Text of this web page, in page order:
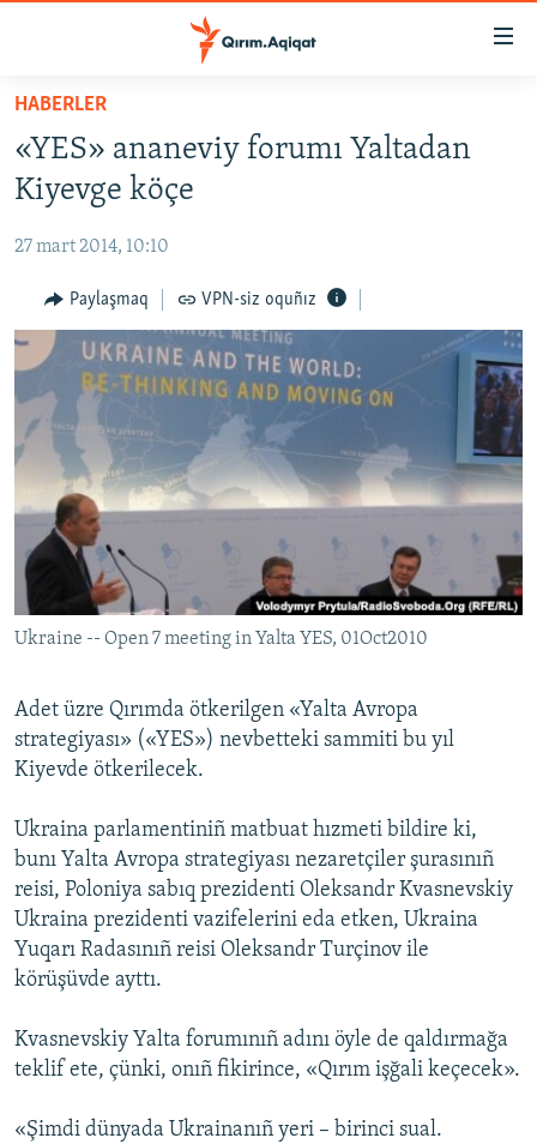
Esas
qaytmaq
Baş
navigatsiyağa
qaytmaq
qaytmaq
İQTİSADİYAT
CEMİYET
MEDENİYET
İNSAN AQLARI
VİDEO
SÜRET
BLOGLAR
FİKİR
Русский
Українською
HABERLER
«YES» ananeviy forumı Yaltadan
Kiyevge köçe
27 mart 2014, 10:10
Paylaşmaq VPN-siz oquñız
Ukraine -- Open 7 meeting in Yalta YES, 01Oct2010
Adet üzre Qırımda ötkerilgen «Yalta Avropa
strategiyası» («YES») nevbetteki sammiti bu yıl
Kiyevde ötkerilecek.
Ukraina parlamentiniñ matbuat hızmeti bildire ki,
bunı Yalta Avropa strategiyası nezaretçiler şurasınıñ
reisi, Poloniya sabıq prezidenti Oleksandr Kvasnevskiy
Ukraina prezidenti vazifelerini eda etken, Ukraina
Yuqarı Radasınıñ reisi Oleksandr Turçinov ile
körüşüvde ayttı.
Kvasnevskiy Yalta forumınıñ adını öyle de qaldırmağa
teklif ete, çünki, onıñ fikirince, «Qırım işğali keçecek».
«Şimdi dünyada Ukrainanıñ yeri – birinci sual.